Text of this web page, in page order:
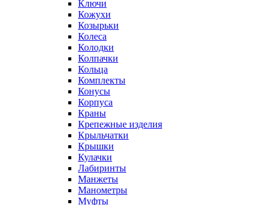
Ключи
Кожухи
Козырьки
Колеса
Колодки
Колпачки
Кольца
Комплекты
Конусы
Корпуса
Краны
Крепежные изделия
Крыльчатки
Крышки
Кулачки
Лабиринты
Манжеты
Манометры
Муфты